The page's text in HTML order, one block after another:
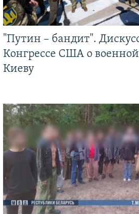
"Путин – бандит".
Конгрессе США о
Киеву